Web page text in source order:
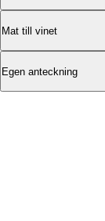
Mat till vinet
Egen anteckning